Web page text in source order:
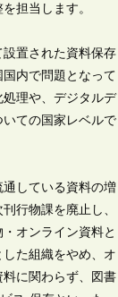
担当します。
置された資料保存
内で問題となって
理や、デジタルデ
ての国家レベルで
している資料の増
行物課を廃止し、
オンライン資料と
た組織をやめ、オ
に関わらず、図書